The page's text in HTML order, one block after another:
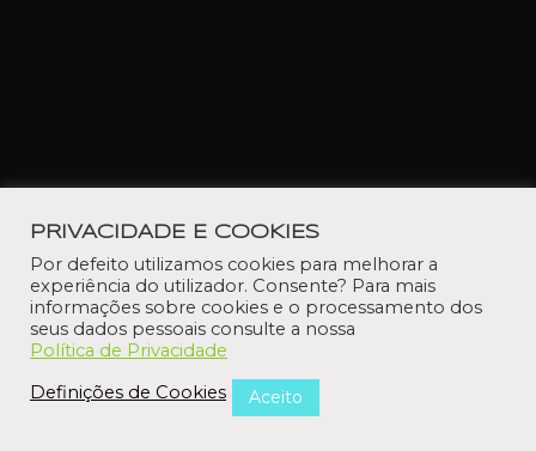
PRIVACIDADE E COOKIES
Por defeito utilizamos cookies para melhorar a
experiência do utilizador. Consente? Para mais
informações sobre cookies e o processamento dos
seus dados pessoais consulte a nossa
Política de Privacidade
Definições de Cookies
Aceito